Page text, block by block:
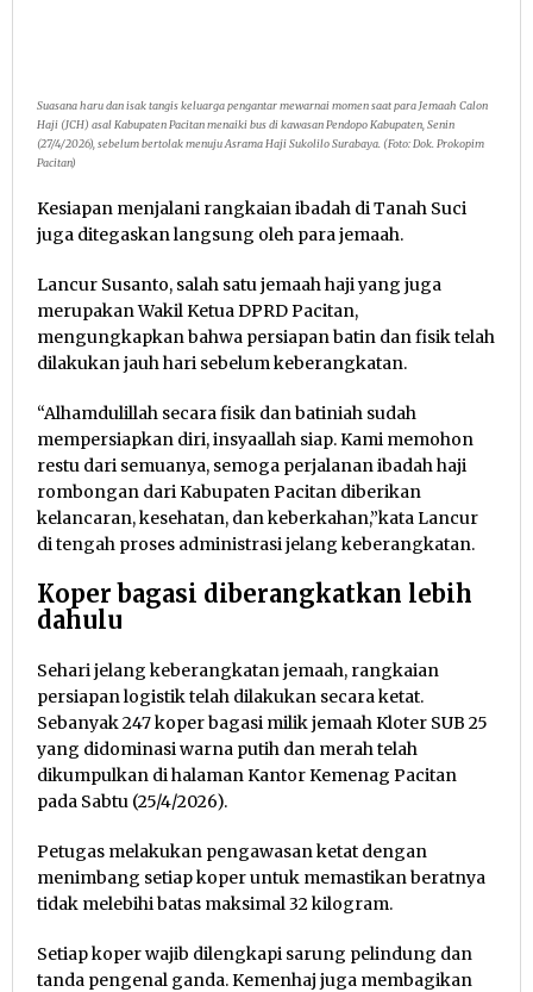
Suasana haru dan isak tangis keluarga pengantar mewarnai momen saat para Jemaah Calon
Haji (JCH) asal Kabupaten Pacitan menaiki bus di kawasan Pendopo Kabupaten, Senin
(27/4/2026), sebelum bertolak menuju Asrama Haji Sukolilo Surabaya. (Foto: Dok. Prokopim
Pacitan)
Kesiapan menjalani rangkaian ibadah di Tanah Suci
juga ditegaskan langsung oleh para jemaah.
Lancur Susanto, salah satu jemaah haji yang juga
merupakan Wakil Ketua DPRD Pacitan,
mengungkapkan bahwa persiapan batin dan fisik telah
dilakukan jauh hari sebelum keberangkatan.
“Alhamdulillah secara fisik dan batiniah sudah
mempersiapkan diri, insyaallah siap. Kami memohon
restu dari semuanya, semoga perjalanan ibadah haji
rombongan dari Kabupaten Pacitan diberikan
kelancaran, kesehatan, dan keberkahan,”kata Lancur
di tengah proses administrasi jelang keberangkatan.
Koper bagasi diberangkatkan lebih
dahulu
Sehari jelang keberangkatan jemaah, rangkaian
persiapan logistik telah dilakukan secara ketat.
Sebanyak 247 koper bagasi milik jemaah Kloter SUB 25
yang didominasi warna putih dan merah telah
dikumpulkan di halaman Kantor Kemenag Pacitan
pada Sabtu (25/4/2026).
Petugas melakukan pengawasan ketat dengan
menimbang setiap koper untuk memastikan beratnya
tidak melebihi batas maksimal 32 kilogram.
Setiap koper wajib dilengkapi sarung pelindung dan
tanda pengenal ganda. Kemenhaj juga membagikan